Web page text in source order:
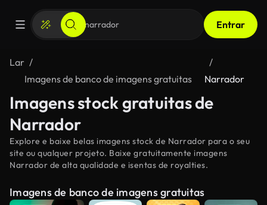
Entrar
Lar
Imagens de banco de imagens gratuitas
Narrador
Imagens stock gratuitas de
Narrador
Explore e baixe belas imagens stock de Narrador para o seu
site ou qualquer projeto. Baixe gratuitamente imagens
Narrador de alta qualidade e isentas de royalties.
Imagens de banco de imagens gratuitas